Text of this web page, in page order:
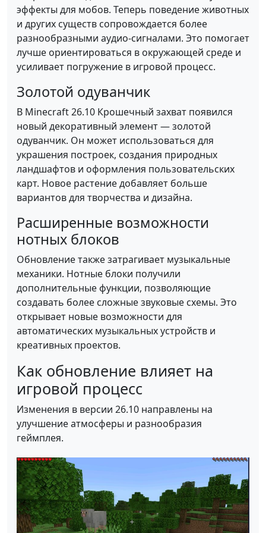
эффекты для мобов. Теперь поведение животных
и других существ сопровождается более
разнообразными аудио-сигналами. Это помогает
лучше ориентироваться в окружающей среде и
усиливает погружение в игровой процесс.
Золотой одуванчик
В Minecraft 26.10 Крошечный захват появился
новый декоративный элемент — золотой
одуванчик. Он может использоваться для
украшения построек, создания природных
ландшафтов и оформления пользовательских
карт. Новое растение добавляет больше
вариантов для творчества и дизайна.
Расширенные возможности
нотных блоков
Обновление также затрагивает музыкальные
механики. Нотные блоки получили
дополнительные функции, позволяющие
создавать более сложные звуковые схемы. Это
открывает новые возможности для
автоматических музыкальных устройств и
креативных проектов.
Как обновление влияет на
игровой процесс
Изменения в версии 26.10 направлены на
улучшение атмосферы и разнообразия
геймплея.